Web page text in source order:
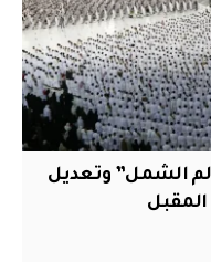
الشمل” وتعديل
المقبل